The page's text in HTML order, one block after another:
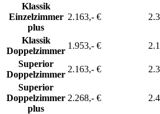
Klassik
Einzelzimmer
plus
2.163,- €
Klassik
Doppelzimmer
1.953,- €
Superior
Doppelzimmer
2.163,- €
Superior
Doppelzimmer
plus
2.268,- €